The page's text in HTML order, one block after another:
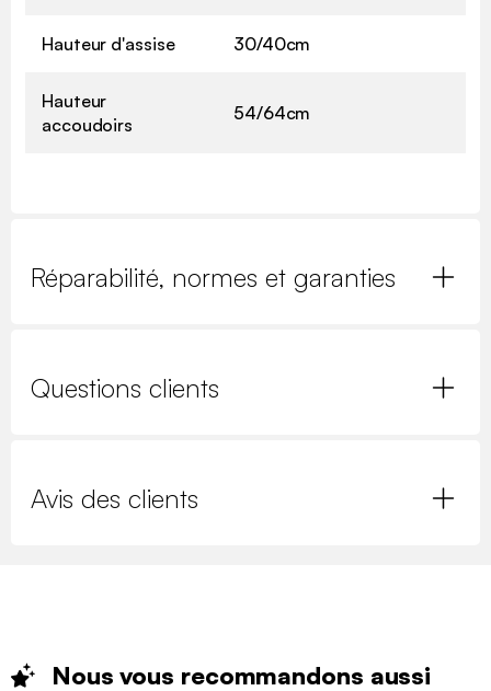
Hauteur d'assise 30/40cm
Hauteur
accoudoirs
54/64cm
Réparabilité, normes et garanties
Questions clients
Avis des clients
Nous vous recommandons aussi